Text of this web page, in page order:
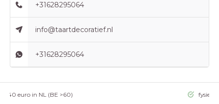
+31628295064
info@taartdecoratief.nl
+31628295064
>40 euro in NL (BE >60) fysieke